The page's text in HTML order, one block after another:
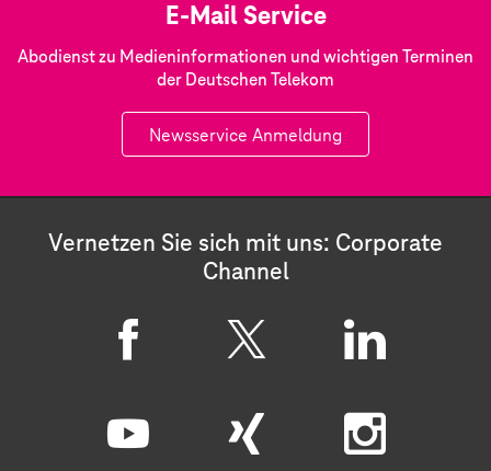
E-Mail Service
Abodienst zu Medieninformationen und wichtigen Terminen
der Deutschen Telekom
Newsservice Anmeldung
Vernetzen Sie sich mit uns: Corporate
Channel
a
c
i
n